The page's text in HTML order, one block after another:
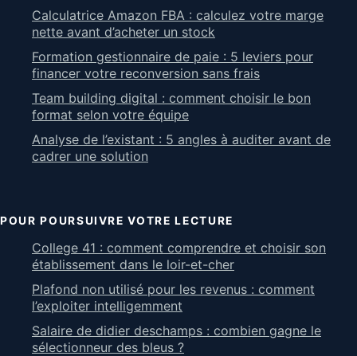
Calculatrice Amazon FBA : calculez votre marge
nette avant d’acheter un stock
Formation gestionnaire de paie : 5 leviers pour
financer votre reconversion sans frais
Team building digital : comment choisir le bon
format selon votre équipe
Analyse de l’existant : 5 angles à auditer avant de
cadrer une solution
POUR POURSUIVRE VOTRE LECTURE
College 41 : comment comprendre et choisir son
établissement dans le loir-et-cher
Plafond non utilisé pour les revenus : comment
l’exploiter intelligemment
Salaire de didier deschamps : combien gagne le
sélectionneur des bleus ?